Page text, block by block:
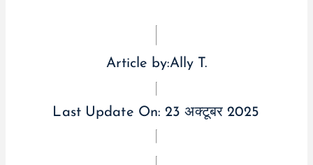
Article by:Ally T.
Last Update On:23 अक्टूबर 2025